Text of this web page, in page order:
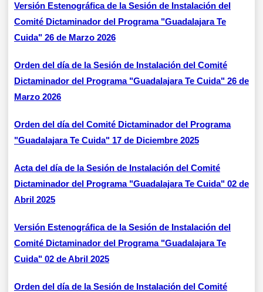
Versión Estenográfica de la Sesión de Instalación del
Comité Dictaminador del Programa "Guadalajara Te
Cuida" 26 de Marzo 2026
Orden del día de la Sesión de Instalación del Comité
Dictaminador del Programa "Guadalajara Te Cuida" 26 de
Marzo 2026
Orden del día del Comité Dictaminador del Programa
"Guadalajara Te Cuida" 17 de Diciembre 2025
Acta del día de la Sesión de Instalación del Comité
Dictaminador del Programa "Guadalajara Te Cuida" 02 de
Abril 2025
Versión Estenográfica de la Sesión de Instalación del
Comité Dictaminador del Programa "Guadalajara Te
Cuida" 02 de Abril 2025
Orden del día de la Sesión de Instalación del Comité